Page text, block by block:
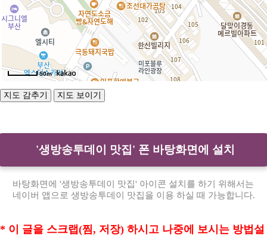
50m
'생방송투데이 맛집' 폰 바탕화면에 설치
바탕화면에 '생방송투데이 맛집' 아이콘 설치를 하기 위해서는
네이버 앱으로 생방송투데이 맛집을 이용 하실 때 가능합니다.
* 이 글을 스크랩(찜, 저장) 하시고 나중에 보시는 방법설